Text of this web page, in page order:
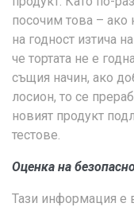
посочим това – ако
на годност изтича
че тортата не е
същия начин, ако
лосион, то се
новият продукт
тестове.
Оценка на
Тази информация е